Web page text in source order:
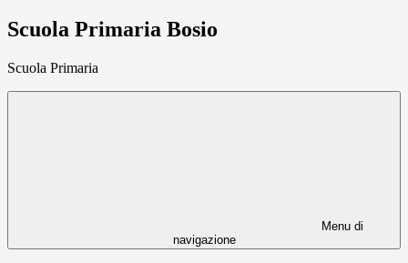
Scuola Primaria Bosio
Scuola Primaria
Menu di
navigazione